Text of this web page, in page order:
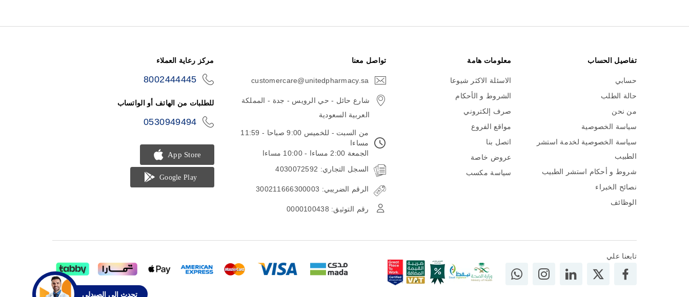
تحدث الي الصيدلي
تفاصيل الحساب
حسابي
حالة الطلب
من نحن
سياسة الخصوصية
سياسة الخصوصية لخدمة استشر
الطبيب
شروط و أحكام استشر الطبيب
نصائح الخبراء
الوظائف
معلومات هامة
الاسئلة الاكثر شيوعا
الشروط و الأحكام
صرف إلكتروني
مواقع الفروع
اتصل بنا
عروض خاصة
سياسة مكسب
تواصل معنا
customercare@unitedpharmacy.sa
شارع حائل - حي الرويس - جدة - المملكة
العربية السعودية
من السبت - للخميس 9:00 صباحا - 11:59
مساءا
الجمعة 2:00 مساءا - 10:00 مساءا
السجل التجاري: 4030072592
الرقم الضريبي: 300211666300003
رقم التوثيق: 0000100438
مركز رعاية العملاء
8002444445
للطلبات من الهاتف أو الواتساب
0530949494
تابعنا علي